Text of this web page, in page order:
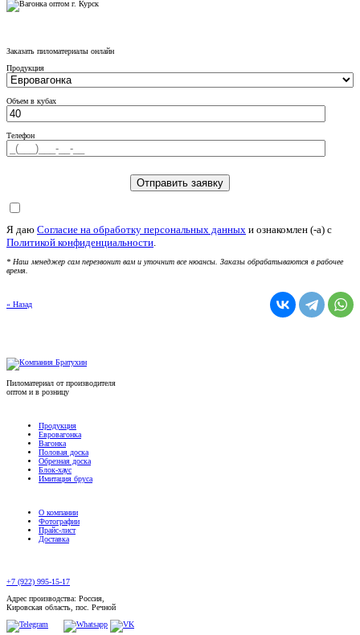
Заказать пиломатериалы онлайн
Продукция
Объем в кубах
Телефон
Я даю Согласие на обработку персональных данных и ознакомлен (-а) c
Политикой конфиденциальности.
* Наш менеджер сам перезвонит вам и уточнит все нюансы. Заказы обрабатываются в рабочее
время.
« Назад
Пиломатериал от производителя
оптом и в розницу
Продукция
Евровагонка
Вагонка
Половая доска
Обрезная доска
Блок-хаус
Имитация бруса
О компании
Фотографии
Прайс-лист
Доставка
+7 (922) 995-15-17
Адрес производства: Россия,
Кировская область, пос. Речной